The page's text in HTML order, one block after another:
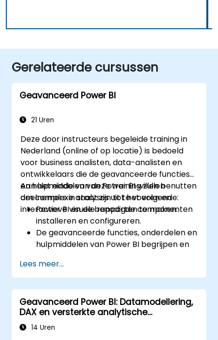
Gerelateerde cursussen
Geavanceerd Power BI
21 Uren
Deze door instructeurs begeleide training in
Nederland (online of op locatie) is bedoeld
voor business analisten, data-analisten en
ontwikkelaars die de geavanceerde functies
en hulpmiddelen van Power BI willen benutten
om complexe analyses uit te voeren en
interactieve visuele rapporten te maken.
Aan het einde van deze training zullen
deelnemers in staat zijn tot het volgende:
Power BI en de benodigde componenten
installeren en configureren.
De geavanceerde functies, onderdelen en
hulpmiddelen van Power BI begrijpen en
Waardevolle inzichten opdoen over
geavanceerde data-analyse en
strategieën.
Gebruikmaken van geavanceerde
technieken voor datamodeling.
Leren hoe je met DAX geavanceerde
Lees meer...
Geavanceerd Power BI: Datamodellering,
DAX en versterkte analytische
mogelijkheden
14 Uren